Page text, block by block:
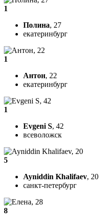
1
Полина, 27
екатеринбург
1
Антон, 22
екатеринбург
1
Evgeni S, 42
всеволожск
5
Ayniddin Khalifaev, 20
санкт-петербург
8